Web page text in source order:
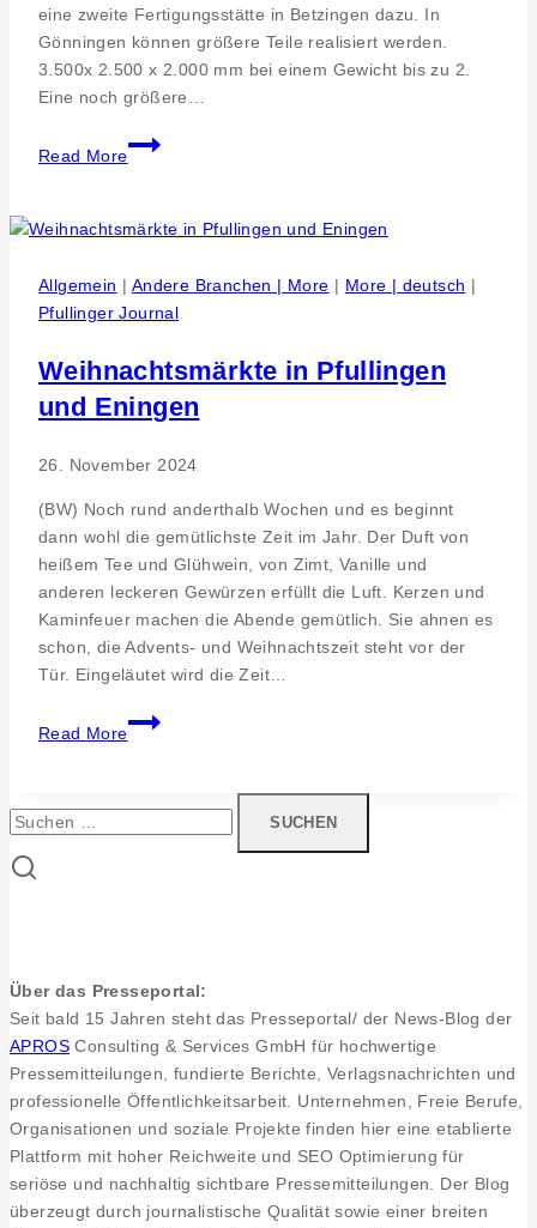
eine zweite Fertigungsstätte in Betzingen dazu. In
Gönningen können größere Teile realisiert werden.
3.500x 2.500 x 2.000 mm bei einem Gewicht bis zu 2.
Eine noch größere…
Read More
JCO
Oberflächentechnik
für
verlässliche
Partner
Als
der
Ofen
war,
Allgemein | Andere Branchen | More | More | deutsch |
Pfullinger Journal
Weihnachtsmärkte in Pfullingen
und Eningen
26. November 2024
(BW) Noch rund anderthalb Wochen und es beginnt
dann wohl die gemütlichste Zeit im Jahr. Der Duft von
heißem Tee und Glühwein, von Zimt, Vanille und
anderen leckeren Gewürzen erfüllt die Luft. Kerzen und
Kaminfeuer machen die Abende gemütlich. Sie ahnen es
schon, die Advents- und Weihnachtszeit steht vor der
Tür. Eingeläutet wird die Zeit…
Read More
Weihnachtsmärkte
in
Suchen
nach:
Über das Presseportal:
Seit bald 15 Jahren steht das Presseportal/ der News-Blog der
APROS Consulting & Services GmbH für hochwertige
Pressemitteilungen, fundierte Berichte, Verlagsnachrichten und
professionelle Öffentlichkeitsarbeit. Unternehmen, Freie Berufe,
Organisationen und soziale Projekte finden hier eine etablierte
Plattform mit hoher Reichweite und SEO Optimierung für
seriöse und nachhaltig sichtbare Pressemitteilungen. Der Blog
überzeugt durch journalistische Qualität sowie einer breiten